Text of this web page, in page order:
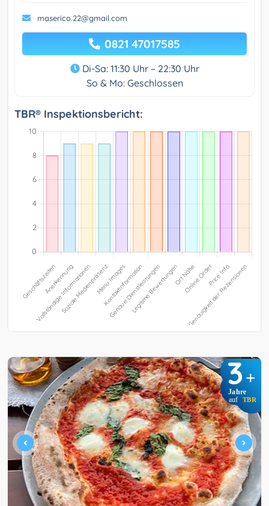
maserico.22@gmail.com
0821 47017585
Di-Sa: 11:30 Uhr – 22:30 Uhr
So & Mo: Geschlossen
TBR® Inspektionsbericht:
3+
Jahre
auf TBR